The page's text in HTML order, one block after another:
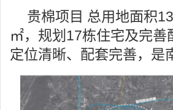
贵棉项目 总用地面积
㎡，规划17栋住宅及完
定位清晰、配套完善，是